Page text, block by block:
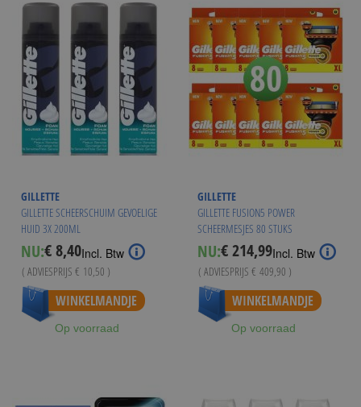
GILLETTE
GILLETTE SCHEERSCHUIM GEVOELIGE
HUID 3X 200ML
NU:Special
Price
€ 8,40Incl. Btw
( ADVIESPRIJS € 10,50 )
WINKELMANDJE
Op voorraad
GILLETTE
GILLETTE FUSION5 POWER
SCHEERMESJES 80 STUKS
NU:Special
Price
€ 214,99Incl. Btw
( ADVIESPRIJS € 409,90 )
WINKELMANDJE
Op voorraad